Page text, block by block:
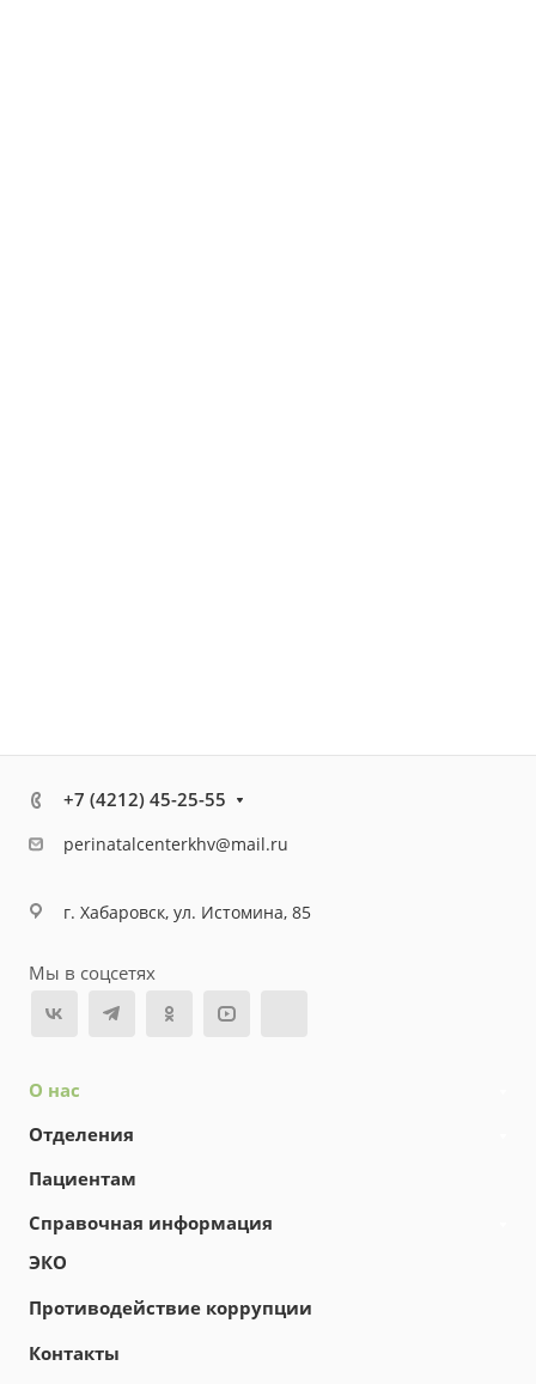
+7 (4212) 45-25-55
perinatalcenterkhv@mail.ru
г. Хабаровск, ул. Истомина, 85
Мы в соцсетях
О нас
Отделения
Пациентам
Справочная информация
ЭКО
Противодействие коррупции
Контакты